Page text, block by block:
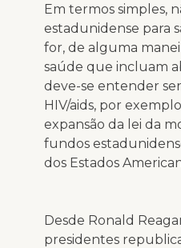
Em termos simples,
estadunidense para
for, de alguma
saúde que incluam
deve-se entender
HIV/aids, por
expansão da lei da
fundos
dos Estados
Desde Ronald
presidentes